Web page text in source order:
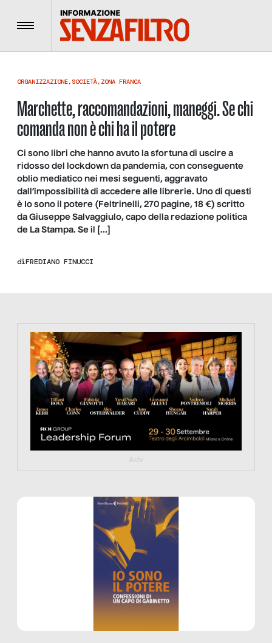
Menu
ORGANIZZAZIONE, SOCIETÀ, ZONA FRANCA
Marchette, raccomandazioni, maneggi. Se chi
comanda non è chi ha il potere
Ci sono libri che hanno avuto la sfortuna di uscire a
ridosso del lockdown da pandemia, con conseguente
oblio mediatico nei mesi seguenti, aggravato
dall’impossibilità di accedere alle librerie. Uno di questi
è Io sono il potere (Feltrinelli, 270 pagine, 18 €) scritto
da Giuseppe Salvaggiulo, capo della redazione politica
de La Stampa. Se il […]
diFREDIANO FINUCCI
https://tinyurl.com/363fvfm9
Adv